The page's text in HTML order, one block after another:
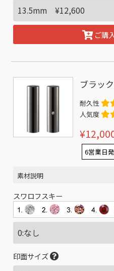
ご購
ブラッ
耐久性
人気度
6営業日
素材説明
スワロフスキー
印面サイズ